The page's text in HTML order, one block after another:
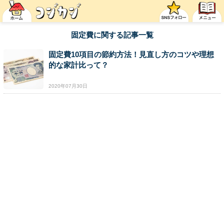
固定費に関する記事一覧
固定費10項目の節約方法！見直し方のコツや理想
的な家計比って？
2020年07月30日